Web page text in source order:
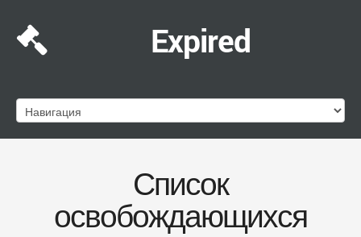
Expired
Список
освобождающихся